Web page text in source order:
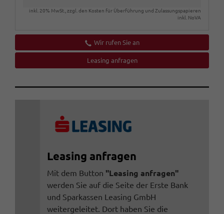
inkl. 20% MwSt., zzgl. den Kosten für Überführung und Zulassungspapieren
inkl. NoVA
Wir rufen Sie an
Leasing anfragen
Leasing anfragen
Mit dem Button "Leasing anfragen"
werden Sie auf die Seite der Erste Bank
und Sparkassen Leasing GmbH
weitergeleitet. Dort haben Sie die